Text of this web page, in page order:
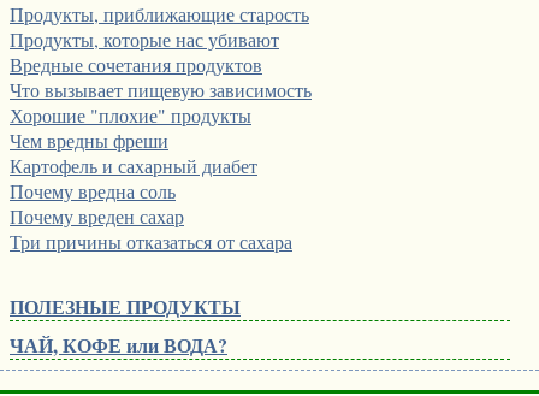
Продукты, приближающие старость
Продукты, которые нас убивают
Вредные сочетания продуктов
Что вызывает пищевую зависимость
Хорошие "плохие" продукты
Чем вредны фреши
Картофель и сахарный диабет
Почему вредна соль
Почему вреден сахар
Три причины отказаться от сахара
ПОЛЕЗНЫЕ ПРОДУКТЫ
ЧАЙ, КОФЕ или ВОДА?